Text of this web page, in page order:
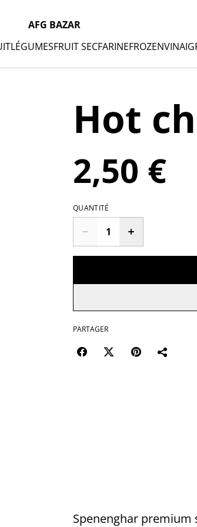
AFG BAZAR
LÉGUMESFRUIT SECFARINEFROZEN
Hot
2,50 €
QUANTITÉ
PARTAGER
Spenenghar premium